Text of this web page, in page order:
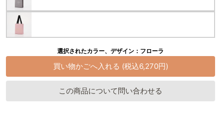
選択されたカラー、デザイン：フローラ
この商品について問い合わせる